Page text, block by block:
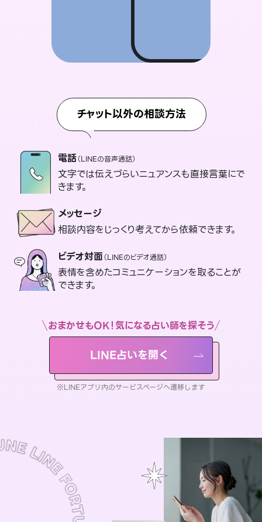
チャット以外の相談方法
電話（LINEの音声通話）
文字では伝えづらいニュアンスも直接言葉にで
きます。
メッセージ
相談内容をじっくり考えてから依頼できます。
ビデオ対面（LINEのビデオ通話）
表情を含めたコミュニケーションを取ることが
できます。
おまかせもOK！気になる占い師を探そう
LINE占いを開く
※LINEアプリ内のサービスページへ遷移します